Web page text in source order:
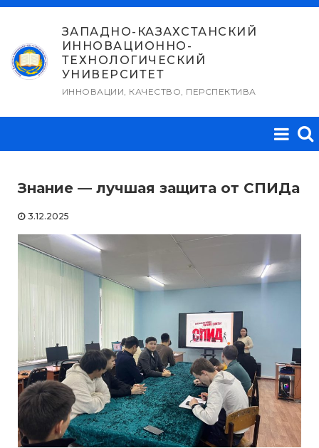
Перейти
содержимому
ЗАПАДНО-КАЗАХСТАНСКИЙ
ИННОВАЦИОННО-
ТЕХНОЛОГИЧЕСКИЙ
УНИВЕРСИТЕТ
ИННОВАЦИИ, КАЧЕСТВО, ПЕРСПЕКТИВА
Знание — лучшая защита от СПИДа
3.12.2025